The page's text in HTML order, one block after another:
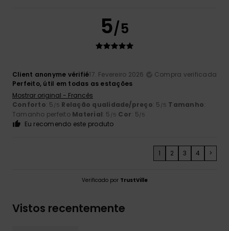
5/5
Client anonyme vérifié17. Fevereiro 2026
Compra verificada
Perfeito, útil em todas as estações
Mostrar original - Francês
Conforto: 5 /5 Relação qualidade/preço: 5 /5 Tamanho:
Tamanho perfeito Material: 5 /5 Cor: 5/5
Eu recomendo este produto
1 2 3 4 >
Verificado por TrustVille
Vistos recentemente